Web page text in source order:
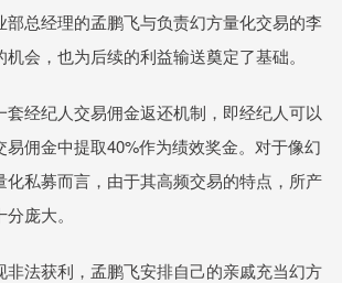
部总经理的孟鹏飞与负责幻方量化交易的李
会，也为后续的利益输送奠定了基础。
套经纪人交易佣金返还机制，即经纪人可以
易佣金中提取40%作为绩效奖金。对于像幻
化私募而言，由于其高频交易的特点，所产
庞大。
非法获利，孟鹏飞安排自己的亲戚充当幻方